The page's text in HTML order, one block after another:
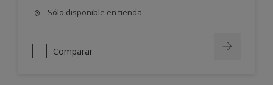
Sólo disponible en tienda
Comparar